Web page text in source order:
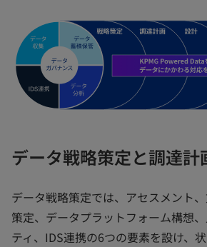
データ戦略策定と調達計
データ戦略策定では、アセスメント
策定、データプラットフォーム構想
ティ、IDS連携の6つの要素を設け、